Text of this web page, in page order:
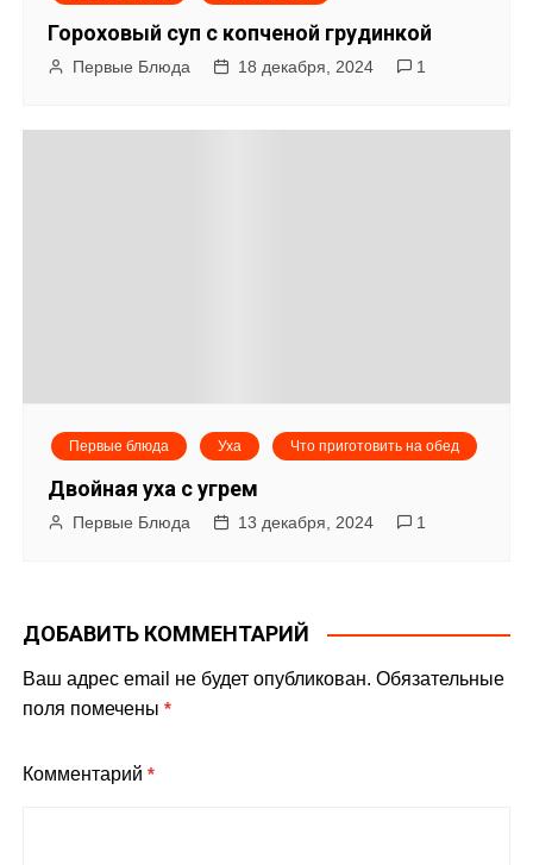
Гороховый суп с копченой грудинкой
Первые Блюда 18 декабря, 2024 1
Первые блюда Уха Что приготовить на обед
Двойная уха с угрем
Первые Блюда 13 декабря, 2024 1
ДОБАВИТЬ КОММЕНТАРИЙ
Ваш адрес email не будет опубликован. Обязательные
поля помечены*
Комментарий*